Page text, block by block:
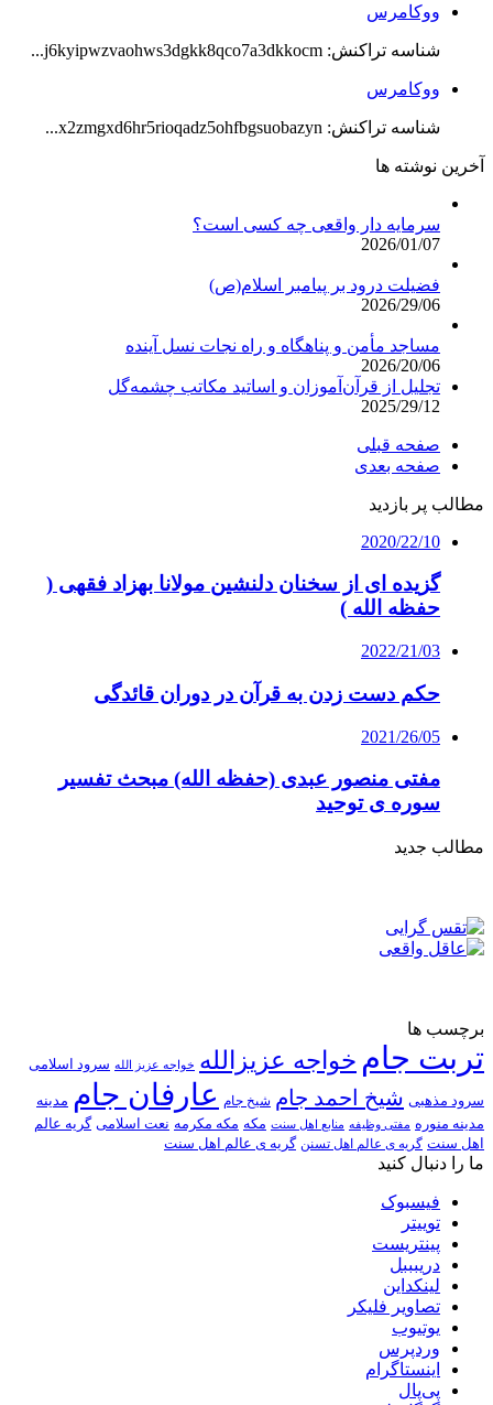
ووکامرس
شناسه تراکنش: j6kyipwzvaohws3dgkk8qco7a3dkkocm...
ووکامرس
شناسه تراکنش: x2zmgxd6hr5rioqadz5ohfbgsuobazyn...
آخرین نوشته ها
سرمایه دار واقعی چه کسی است؟
2026/01/07
فضیلت درود بر پیامبر اسلام(ص)
2026/29/06
مساجد مأمن و پناهگاه و راه نجات نسل آینده
2026/20/06
تجلیل از قرآن‌آموزان و اساتید مکاتب چشمه‌گل
2025/29/12
صفحه قبلی
صفحه بعدی
مطالب پر بازدید
2020/22/10
گزیده ای از سخنان دلنشین مولانا بهزاد فقهی (
حفظه الله )
2022/21/03
حکم دست زدن به قرآن در دوران قائدگی
2021/26/05
مفتی منصور عبدی (حفظه الله) مبحث تفسیر
سوره ی توحید
مطالب جدید
برچسب ها
تربت جام خواجه عزیزالله خواجه عزیز الله سرود اسلامی
سرود مذهبی شیخ احمد جام شیخ جام عارفان جام مدینه
مدینه منوره مفتی وظیفه منابع اهل سنت مکه مکه مکرمه نعت اسلامی گریه عالم
اهل سنت گریه ی عالم اهل تسنن گریه ی عالم اهل سنت
ما را دنبال کنید
فیسبوک
توییتر
پینتریست
دریبببل
لینکداین
تصاویر فلیکر
یوتیوب
وردپرس
اینستاگرام
پی‌پال